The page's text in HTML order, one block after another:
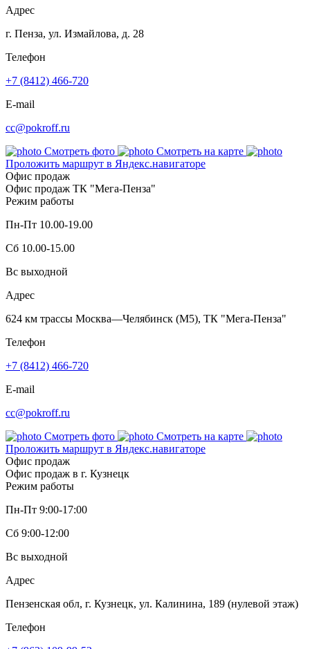
Адрес
г. Пенза, ул. Измайлова, д. 28
Телефон
+7 (8412) 466-720
E-mail
cc@pokroff.ru
Смотреть фото
Смотреть на карте
Проложить маршрут в Яндекс.навигаторе
Офис продаж
Офис продаж ТК "Мега-Пенза"
Режим работы
Пн-Пт 10.00-19.00
Сб 10.00-15.00
Вс выходной
Адрес
624 км трассы Москва—Челябинск (М5), ТК "Мега-Пенза"
Телефон
+7 (8412) 466-720
E-mail
cc@pokroff.ru
Смотреть фото
Смотреть на карте
Проложить маршрут в Яндекс.навигаторе
Офис продаж
Офис продаж в г. Кузнецк
Режим работы
Пн-Пт 9:00-17:00
Сб 9:00-12:00
Вс выходной
Адрес
Пензенская обл, г. Кузнецк, ул. Калинина, 189 (нулевой этаж)
Телефон